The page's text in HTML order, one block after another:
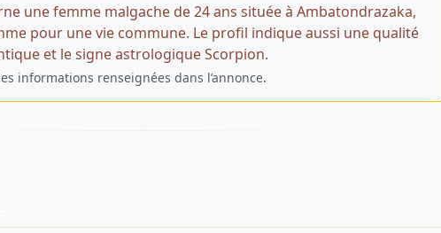
une femme malgache de 24 ans située à Ambatondrazaka,
pour une vie commune. Le profil indique aussi une qualité
et le signe astrologique Scorpion.
informations renseignées dans l’annonce.